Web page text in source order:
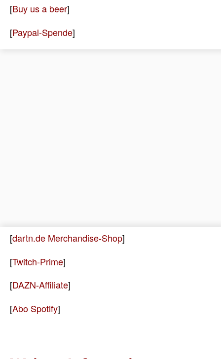
[Buy us a beer]
[Paypal-Spende]
[dartn.de Merchandise-Shop]
[Twitch-Prime]
[DAZN-Affiliate]
[Abo Spotify]